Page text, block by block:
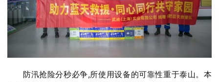
防汛抢险分秒必争,所使用设备的可靠性重于泰山。本